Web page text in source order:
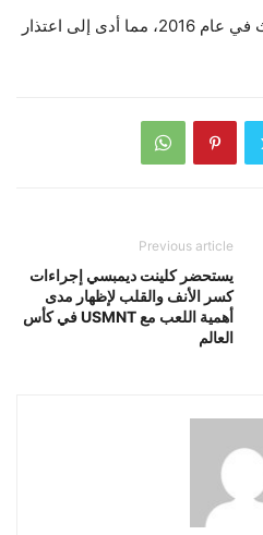
تحدث كينج لأول مرة عن الحادث في عام 2016، مما أدى إلى اعتذار
Previous article
يستحضر كلينت ديمبسي إجراءات
كسر الأنف والقلب لإظهار مدى
أهمية اللعب مع USMNT في كأس
العالم